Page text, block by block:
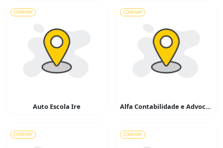
COMPANY
Auto Escola Ire
COMPANY
Alfa Contabilidade e Advocacia
COMPANY COMPANY